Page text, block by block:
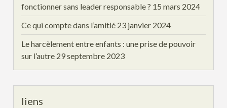
fonctionner sans leader responsable ? 15 mars 2024
Ce qui compte dans l’amitié 23 janvier 2024
Le harcèlement entre enfants : une prise de pouvoir
sur l’autre 29 septembre 2023
liens